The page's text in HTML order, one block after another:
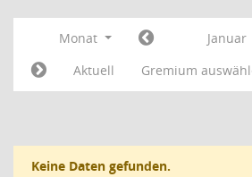
Monat Januar
Aktuell
Gremium
Keine Daten gefunden.